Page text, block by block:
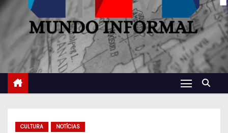
CULTURA NOTÍCIAS